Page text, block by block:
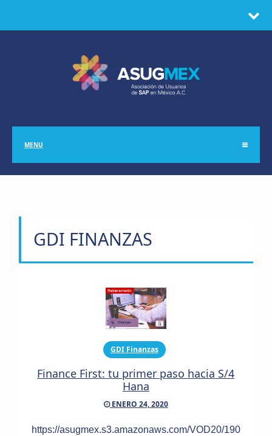
MENU
GDI FINANZAS
GDI Finanzas
Finance First: tu primer paso hacia S/4
Hana
ENERO 24, 2020
https://asugmex.s3.amazonaws.com/VOD20/190